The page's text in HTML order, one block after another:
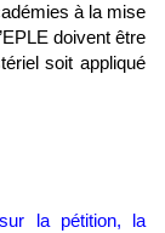
à la mise
doivent être
soit appliqué
la pétition, la